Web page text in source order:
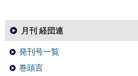
月刊 経団連
発刊号一覧
巻頭言